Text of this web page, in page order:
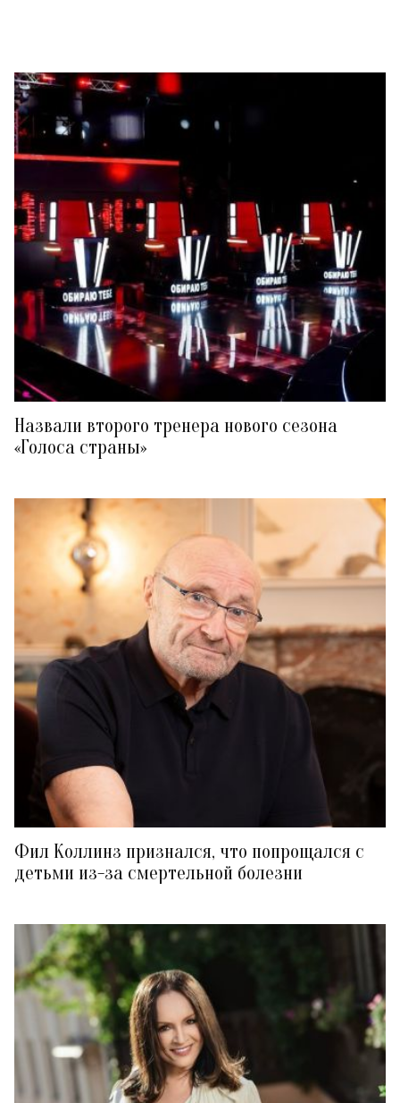
Назвали второго тренера нового сезона
«Голоса страны»
Фил Коллинз признался, что попрощался с
детьми из-за смертельной болезни